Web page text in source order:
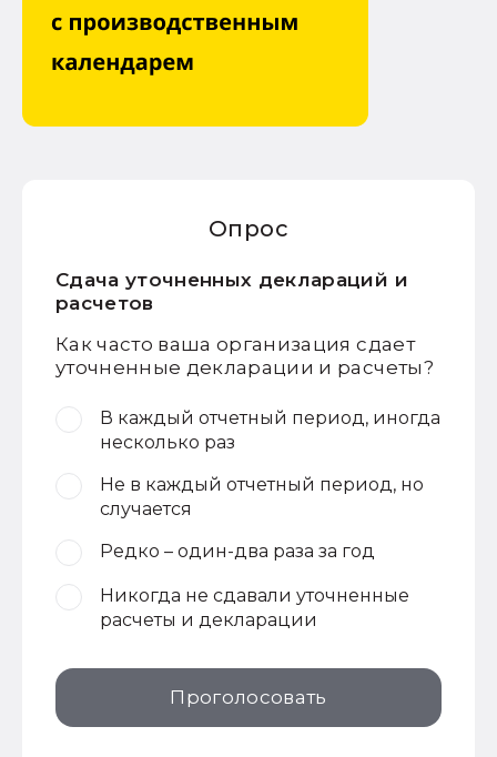
Опрос
Сдача уточненных деклараций и
расчетов
Как часто ваша организация сдает
уточненные декларации и расчеты?
В каждый отчетный период, иногда
несколько раз
Не в каждый отчетный период, но
случается
Редко – один-два раза за год
Никогда не сдавали уточненные
расчеты и декларации
Проголосовать